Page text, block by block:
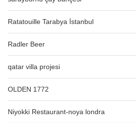
Ratatouille Tarabya İstanbul
Radler Beer
qatar villa projesi
OLDEN 1772
Niyokki Restaurant-noya londra